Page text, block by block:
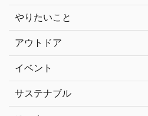
やりたいこと
アウトドア
イベント
サステナブル